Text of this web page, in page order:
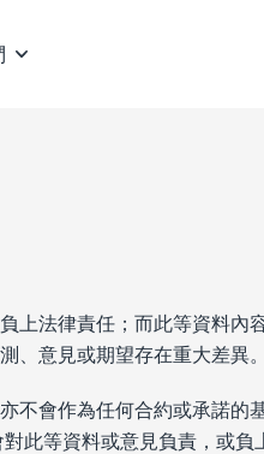
上法律責任；而此等資料
、意見或期望存在重大差異。
不會作為任何合約或承諾
此等資料或意見負責，或負